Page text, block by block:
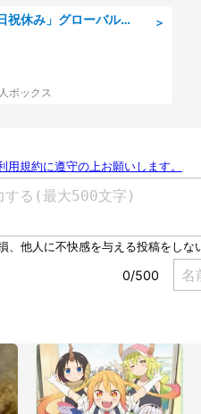
＞
09月開始/「土日祝休み」グローバル企業での産業保健のお仕事/保健師/高時給/残業なし/服装自由
ボックス